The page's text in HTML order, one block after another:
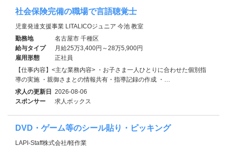
社会保険完備の職場で言語聴覚士
児童発達支援事業 LITALICOジュニア 今池 教室
勤務地
名古屋市 千種区
給与タイプ
月給25万3,400円～28万5,900円
雇用形態
正社員
【仕事内容】<主な業務内容> ・お子さま一人ひとりに合わせた個別指
導の実施 ・親御さまとの情報共有・指導記録の作成 ・…
求人の更新日 2026-08-06
スポンサー
求人ボックス
DVD・ゲーム等のシール貼り・ピッキング
LAPI-Staff株式会社/軽作業